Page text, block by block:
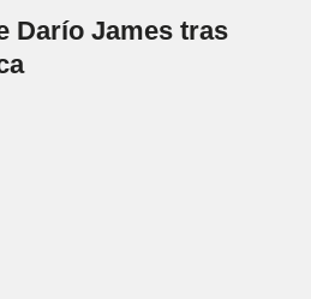
Darío James tras